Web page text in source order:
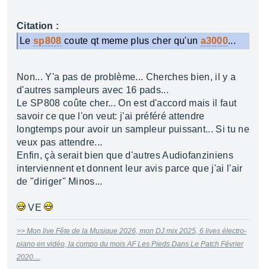
Citation :
Le sp808 coute qt meme plus cher qu'un a3000...
Non... Y'a pas de problème... Cherches bien, il y a
d'autres sampleurs avec 16 pads...
Le SP808 coûte cher... On est d'accord mais il faut
savoir ce que l'on veut: j'ai préféré attendre
longtemps pour avoir un sampleur puissant... Si tu ne
veux pas attendre...
Enfin, çà serait bien que d'autres Audiofanziniens
interviennent et donnent leur avis parce que j'ai l'air
de "diriger" Minos...
VE
>> Mon live Fête de la Musique 2026, mon DJ mix 2025, 6 lives électro-
piano en vidéo, la compo du mois AF Les Pieds Dans Le Patch Février
2020…